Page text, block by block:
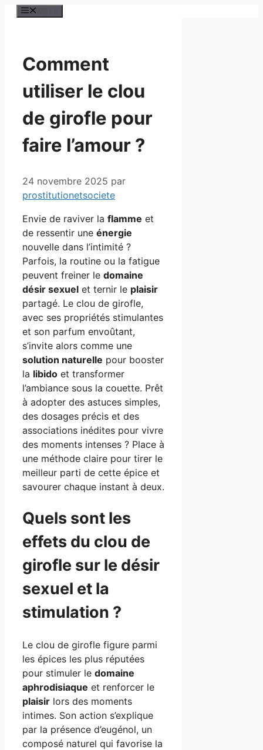
Aller
Comment
utiliser le clou
de girofle pour
faire l’amour ?
24 novembre 2025 par
prostitutionetsociete
Envie de raviver la flamme et
de ressentir une énergie
nouvelle dans l’intimité ?
Parfois, la routine ou la fatigue
peuvent freiner le domaine
désir sexuel et ternir le plaisir
partagé. Le clou de girofle,
avec ses propriétés stimulantes
et son parfum envoûtant,
s’invite alors comme une
solution naturelle pour booster
la libido et transformer
l’ambiance sous la couette. Prêt
à adopter des astuces simples,
des dosages précis et des
associations inédites pour vivre
des moments intenses ? Place à
une méthode claire pour tirer le
meilleur parti de cette épice et
savourer chaque instant à deux.
Quels sont les
effets du clou de
girofle sur le désir
sexuel et la
stimulation ?
Le clou de girofle figure parmi
les épices les plus réputées
pour stimuler le domaine
aphrodisiaque et renforcer le
plaisir lors des moments
intimes. Son action s’explique
par la présence d’eugénol, un
composé naturel qui favorise la